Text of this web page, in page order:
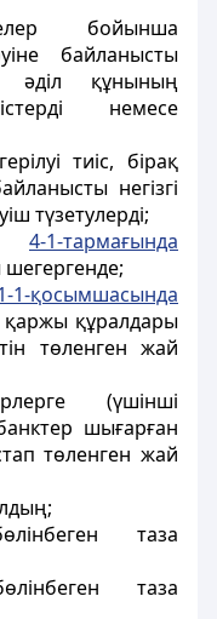
бойынша
байланысты
әділ құнының
немесе
тиіс, бірақ
негізгі
түзетулерді;
4-1-тармағында
шегергенде;
1-қосымшасында
қаржы құралдары
төленген жай
(үшінші
шығарған
төленген жай
таза
таза